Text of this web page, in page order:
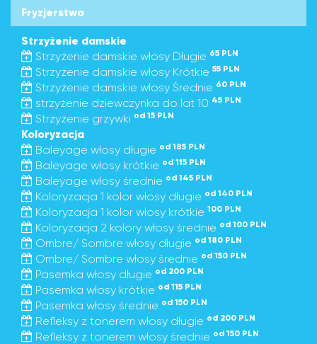
Fryzjerstwo
Strzyżenie damskie
Strzyżenie damskie włosy Długie 65 PLN
Strzyżenie damskie włosy Krótkie 55 PLN
Strzyżenie damskie włosy Średnie 60 PLN
strzyżenie dziewczynka do lat 10 45 PLN
Strzyżenie grzywki od 15 PLN
Koloryzacja
Baleyage włosy długie od 185 PLN
Baleyage włosy krótkie od 115 PLN
Baleyage włosy średnie od 145 PLN
Koloryzacja 1 kolor włosy długie od 140 PLN
Koloryzacja 1 kolor włosy krótkie 100 PLN
Koloryzacja 2 kolory włosy średnie od 100 PLN
Ombre/ Sombre włosy długie od 180 PLN
Ombre/ Sombre włosy średnie od 150 PLN
Pasemka włosy długie od 200 PLN
Pasemka włosy krótkie od 115 PLN
Pasemka włosy średnie od 150 PLN
Refleksy z tonerem włosy długie od 200 PLN
Refleksy z tonerem włosy średnie od 150 PLN